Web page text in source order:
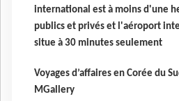
international est à moins d'une
publics et privés et l'aéroport
situe à 30 minutes seulement
Voyages d’affaires en Corée du
MGallery